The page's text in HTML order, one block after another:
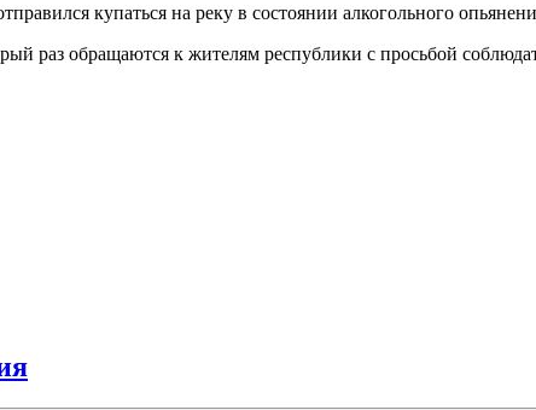
купаться на реку в состоянии алкогольного
раз обращаются к жителям республики с просьбой